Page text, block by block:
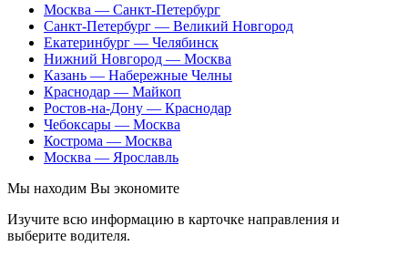
Москва — Санкт-Петербург
Санкт-Петербург — Великий Новгород
Екатеринбург — Челябинск
Нижний Новгород — Москва
Казань — Набережные Челны
Краснодар — Майкоп
Ростов-на-Дону — Краснодар
Чебоксары — Москва
Кострома — Москва
Москва — Ярославль
Мы находим Вы экономите
Изучите всю информацию в карточке направления и
выберите водителя.